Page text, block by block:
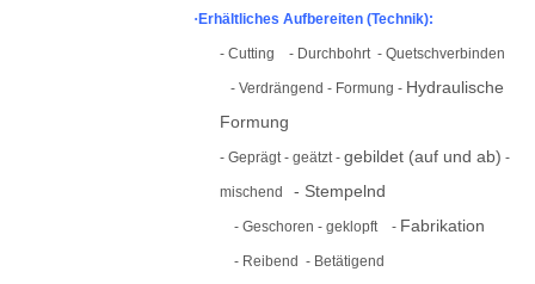
· Erhältliches Aufbereiten (Technik):
- Cutting - Durchbohrt - Quetschverbinden
- Verdrängend - Formung - Hydraulische
Formung
- Geprägt - geätzt - gebildet (auf und ab) -
mischend - Stempelnd
- Geschoren - geklopft - Fabrikation
- Reibend - Betätigend